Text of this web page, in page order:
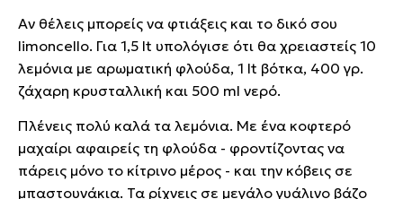
Αν θέλεις μπορείς να φτιάξεις και το δικό σου
limoncello. Για 1,5 lt υπολόγισε ότι θα χρειαστείς 10
λεμόνια με αρωματική φλούδα, 1 lt βότκα, 400 γρ.
ζάχαρη κρυσταλλική και 500 ml νερό.
Πλένεις πολύ καλά τα λεμόνια. Με ένα κοφτερό
μαχαίρι αφαιρείς τη φλούδα - φροντίζοντας να
πάρεις μόνο το κίτρινο μέρος - και την κόβεις σε
μπαστουνάκια. Τα ρίχνεις σε μεγάλο γυάλινο βάζο